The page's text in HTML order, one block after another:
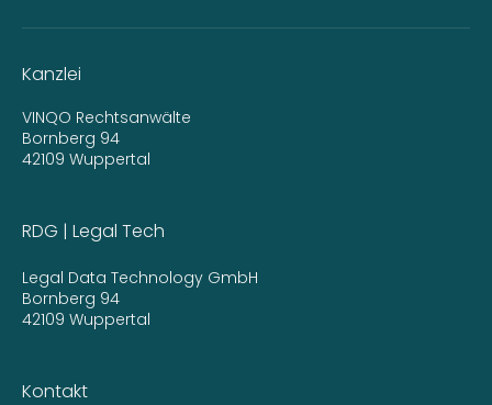
Kanzlei
VINQO Rechtsanwälte
Bornberg 94
42109 Wuppertal
RDG | Legal Tech
Legal Data Technology GmbH
Bornberg 94
42109 Wuppertal
Kontakt